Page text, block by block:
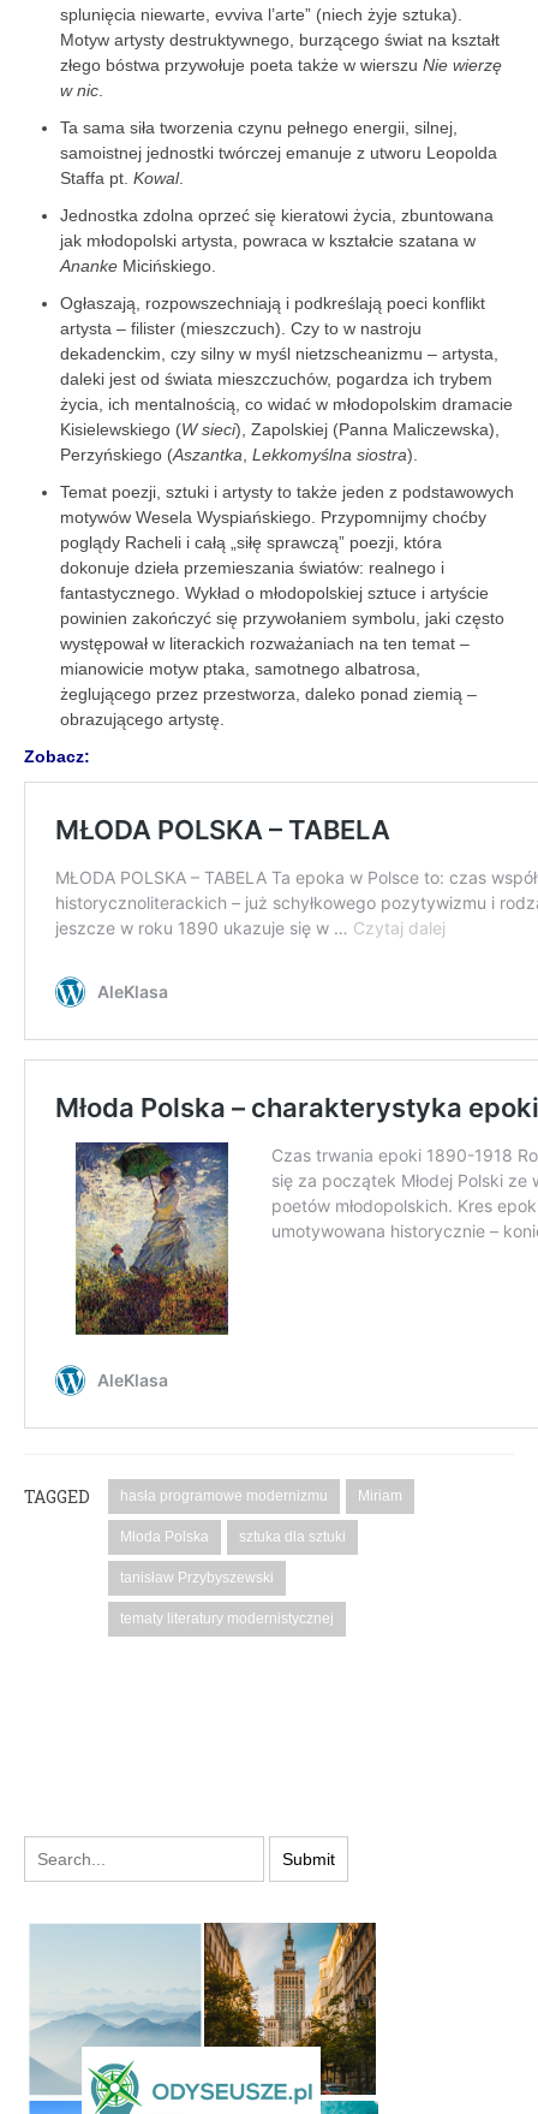
splunięcia niewarte, evviva l’arte” (niech żyje sztuka).
Motyw artysty destruktywnego, burzącego świat na kształt
złego bóstwa przywołuje poeta także w wierszu Nie wierzę
w nic
Ta sama siła tworzenia czynu pełnego energii, silnej,
samoistnej jednostki twórczej emanuje z utworu Leopolda
Staffa pt. Kowal.
Jednostka zdolna oprzeć się kieratowi życia, zbuntowana
jak młodopolski artysta, powraca w kształcie szatana w
Ananke Micińskiego.
Ogłaszają, rozpowszechniają i podkreślają poeci konflikt
artysta – filister (mieszczuch). Czy to w nastroju
dekadenckim, czy silny w myśl nietzscheanizmu – artysta,
daleki jest od świata mieszczuchów, pogardza ich trybem
życia, ich mentalnością, co widać w młodopolskim dramacie
Kisielewskiego (W sieci), Zapolskiej (Panna Maliczewska),
Perzyńskiego (Aszantka Lekkomyślna siostra).
Temat poezji, sztuki i artysty to także jeden z podstawowych
motywów Wesela Wyspiańskiego. Przypomnijmy choćby
poglądy Racheli i całą „siłę sprawczą” poezji, która
dokonuje dzieła przemieszania światów: realnego i
fantastycznego. Wykład o młodopolskiej sztuce i artyście
powinien zakończyć się przywołaniem symbolu, jaki często
występował w literackich rozważaniach na ten temat –
mianowicie motyw ptaka, samotnego albatrosa,
żeglującego przez przestworza, daleko ponad ziemią –
obrazującego artystę.
Zobacz:
TAGGED hasła programowe modernizmu Miriam
Młoda Polska sztuka dla sztuki
tanisław Przybyszewski
tematy literatury modernistycznej